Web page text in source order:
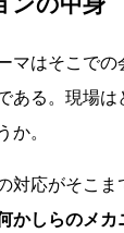
マはそこでの
ある。現場は
か。
対応がそこま
かしらのメカ